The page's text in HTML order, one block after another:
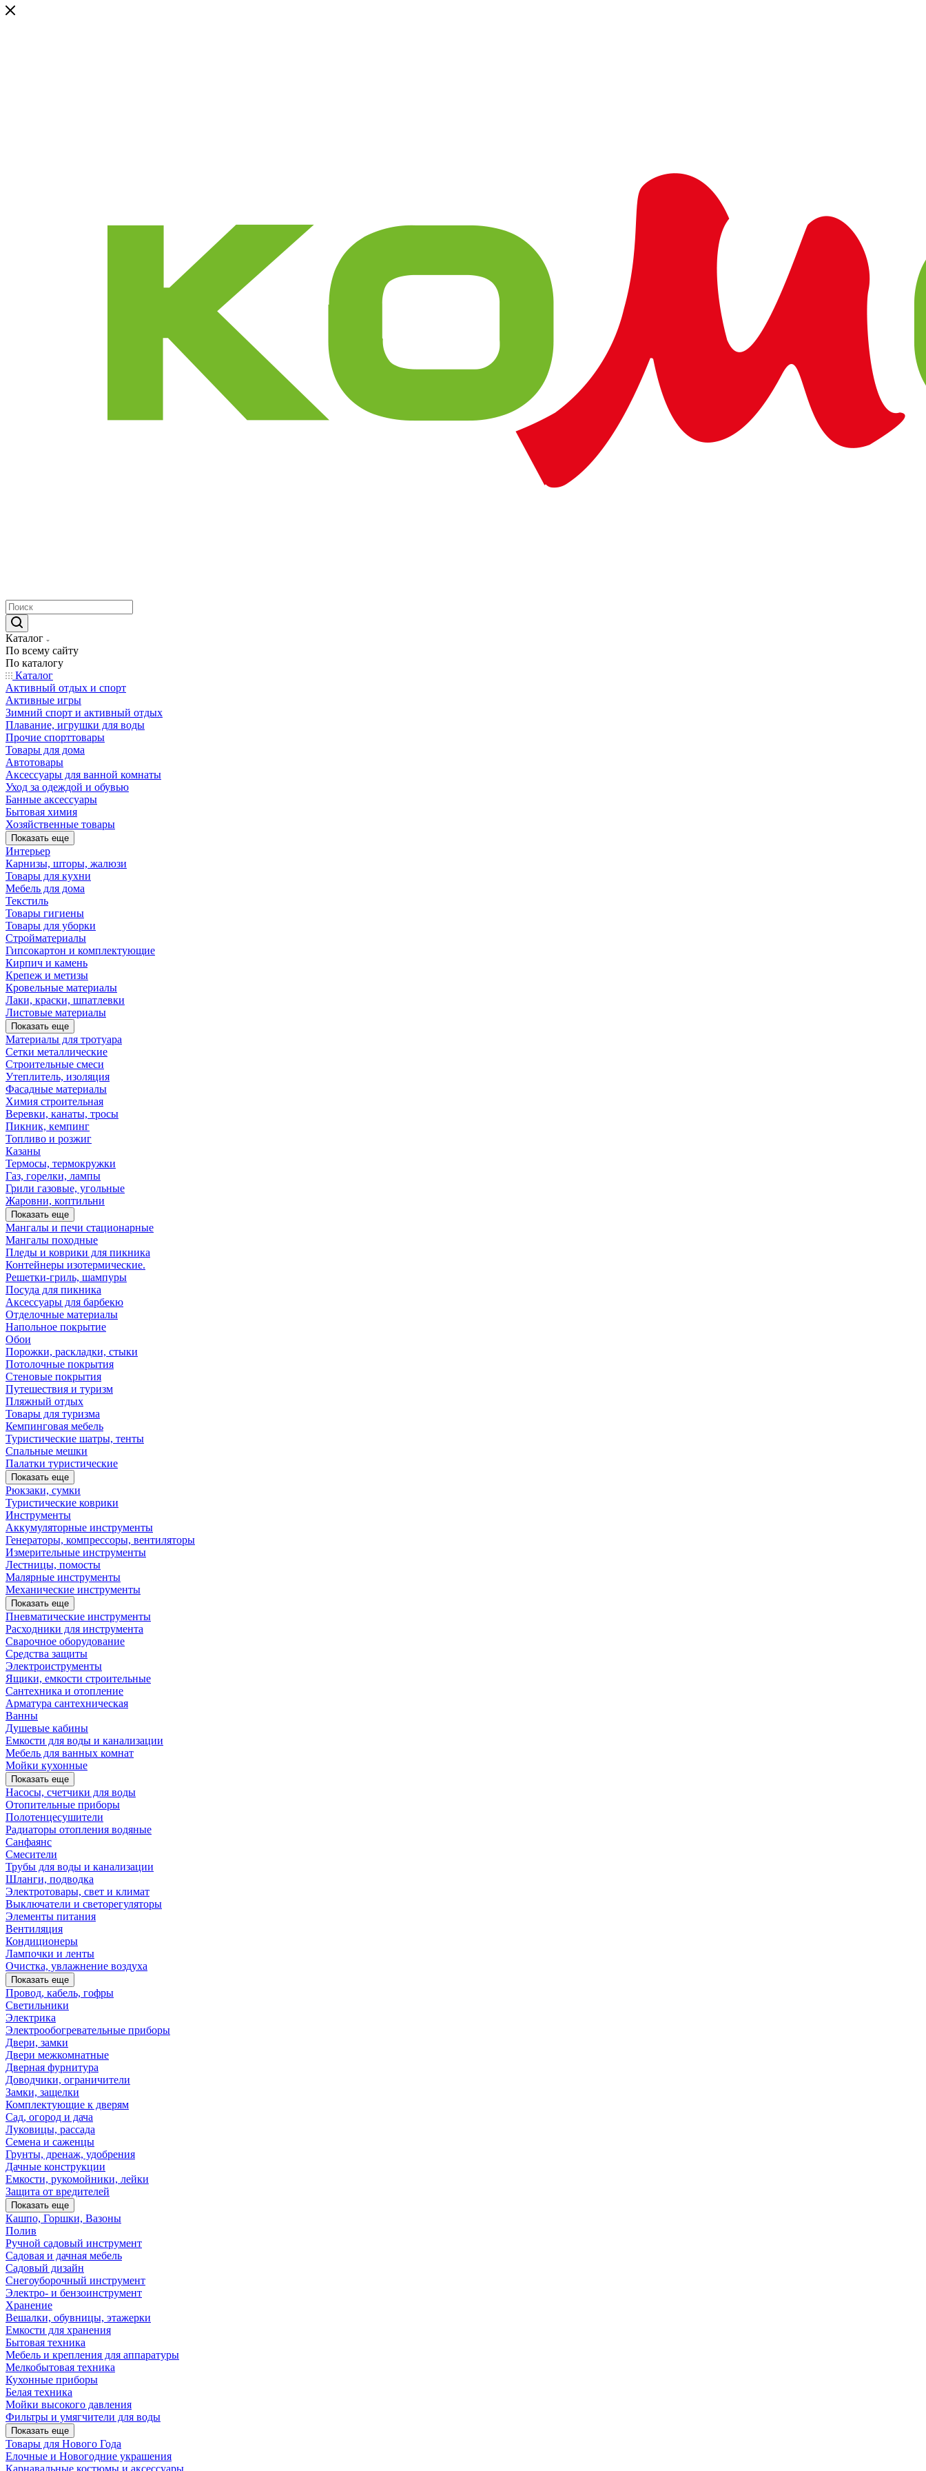
Каталог
По всему сайту
По каталогу
Каталог
Активный отдых и спорт
Активные игры
Зимний спорт и активный отдых
Плавание, игрушки для воды
Прочие спорттовары
Товары для дома
Автотовары
Аксессуары для ванной комнаты
Уход за одеждой и обувью
Банные аксессуары
Бытовая химия
Хозяйственные товары
Показать еще
Интерьер
Карнизы, шторы, жалюзи
Товары для кухни
Мебель для дома
Текстиль
Товары гигиены
Товары для уборки
Стройматериалы
Гипсокартон и комплектующие
Кирпич и камень
Крепеж и метизы
Кровельные материалы
Лаки, краски, шпатлевки
Листовые материалы
Показать еще
Материалы для тротуара
Сетки металлические
Строительные смеси
Утеплитель, изоляция
Фасадные материалы
Химия строительная
Веревки, канаты, тросы
Пикник, кемпинг
Топливо и розжиг
Казаны
Термосы, термокружки
Газ, горелки, лампы
Грили газовые, угольные
Жаровни, коптильни
Показать еще
Мангалы и печи стационарные
Мангалы походные
Пледы и коврики для пикника
Контейнеры изотермические.
Решетки-гриль, шампуры
Посуда для пикника
Аксессуары для барбекю
Отделочные материалы
Напольное покрытие
Обои
Порожки, раскладки, стыки
Потолочные покрытия
Стеновые покрытия
Путешествия и туризм
Пляжный отдых
Товары для туризма
Кемпинговая мебель
Туристические шатры, тенты
Спальные мешки
Палатки туристические
Показать еще
Рюкзаки, сумки
Туристические коврики
Инструменты
Аккумуляторные инструменты
Генераторы, компрессоры, вентиляторы
Измерительные инструменты
Лестницы, помосты
Малярные инструменты
Механические инструменты
Показать еще
Пневматические инструменты
Расходники для инструмента
Сварочное оборудование
Средства защиты
Электроиструменты
Ящики, емкости строительные
Сантехника и отопление
Арматура сантехническая
Ванны
Душевые кабины
Емкости для воды и канализации
Мебель для ванных комнат
Мойки кухонные
Показать еще
Насосы, счетчики для воды
Отопительные приборы
Полотенцесушители
Радиаторы отопления водяные
Санфаянс
Смесители
Трубы для воды и канализации
Шланги, подводка
Электротовары, свет и климат
Выключатели и светорегуляторы
Элементы питания
Вентиляция
Кондиционеры
Лампочки и ленты
Очистка, увлажнение воздуха
Показать еще
Провод, кабель, гофры
Светильники
Электрика
Электрообогревательные приборы
Двери, замки
Двери межкомнатные
Дверная фурнитура
Доводчики, ограничители
Замки, защелки
Комплектующие к дверям
Сад, огород и дача
Луковицы, рассада
Семена и саженцы
Грунты, дренаж, удобрения
Дачные конструкции
Емкости, рукомойники, лейки
Защита от вредителей
Показать еще
Кашпо, Горшки, Вазоны
Полив
Ручной садовый инструмент
Садовая и дачная мебель
Садовый дизайн
Снегоуборочный инструмент
Электро- и бензоинструмент
Хранение
Вешалки, обувницы, этажерки
Емкости для хранения
Бытовая техника
Мебель и крепления для аппаратуры
Мелкобытовая техника
Кухонные приборы
Белая техника
Мойки высокого давления
Фильтры и умягчители для воды
Показать еще
Товары для Нового Года
Елочные и Новогодние украшения
Карнавальные костюмы и аксессуары